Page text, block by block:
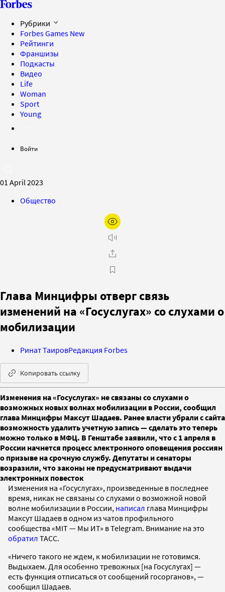
Рубрики
Forbes Games New
Рейтинги
Франшизы
Подкасты
Видео
Life
Woman
Sport
Young
Войти
01 April 2023
Общество
Глава Минцифры отверг связь
изменений на «Госуслугах» со слухами о
мобилизации
Ринат ТаировРедакция Forbes
Копировать ссылку
Изменения на «Госуслугах» не связаны со слухами о
возможных новых волнах мобилизации в России, сообщил
глава Минцифры Максут Шадаев. Ранее власти убрали с сайта
возможность удалить учетную запись — сделать это теперь
можно только в МФЦ. В Генштабе заявили, что с 1 апреля в
России начнется процесс электронного оповещения россиян
о призыве на срочную службу. Депутаты и сенаторы
возразили, что законы не предусматривают выдачи
электронных повесток
Изменения на «Госуслугах», произведенные в последнее
время, никак не связаны со слухами о возможной новой
волне мобилизации в России, написал глава Минцифры
Максут Шадаев в одном из чатов профильного
сообщества «MIT — Мы ИТ» в Telegram. Внимание на это
обратил ТАСС.
«Ничего такого не ждем, к мобилизации не готовимся.
Выдыхаем. Для особенно тревожных [на Госуслугах] —
есть функция отписаться от сообщений госорганов», —
сообщил Шадаев.